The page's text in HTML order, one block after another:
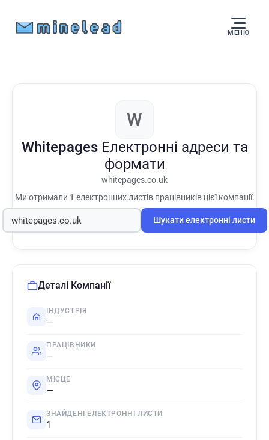
МЕНЮ
W
Whitepages Електронні адреси та
формати
whitepages.co.uk
Ми отримали 1 електронних листів працівників цієї компанії.
Шукати електронні листи
Деталі Компанії
ІНДУСТРІЯ
—
ПРАЦІВНИКИ
—
МІСЦЕ
—
ЗНАЙДЕНІ ЕЛЕКТРОННІ ЛИСТИ
1